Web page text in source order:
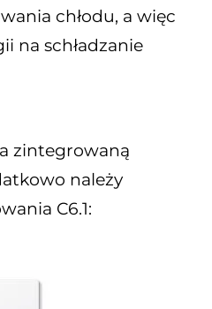
chłodu, a więc
na schładzanie
zintegrowaną
należy
C6.1: